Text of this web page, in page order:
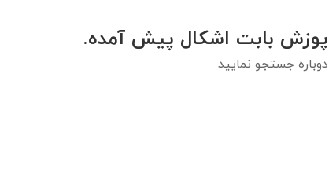
پوزش بابت اشکال پیش آمده.
دوباره جستجو نمایید